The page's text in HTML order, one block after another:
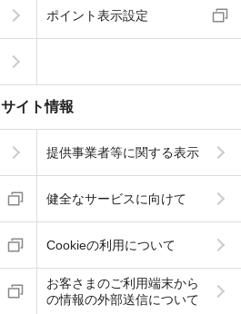
ポイント表示設定
サイト情報
提供事業者等に関する表示
健全なサービスに向けて
Cookieの利用について
お客さまのご利用端末から
の情報の外部送信について